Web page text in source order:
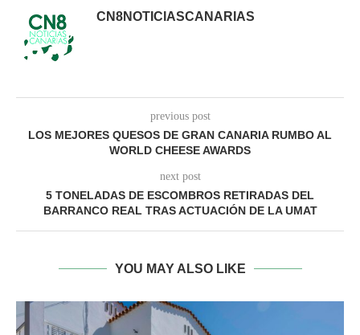
CN8NOTICIASCANARIAS
previous post
LOS MEJORES QUESOS DE GRAN CANARIA RUMBO AL
WORLD CHEESE AWARDS
next post
5 TONELADAS DE ESCOMBROS RETIRADAS DEL
BARRANCO REAL TRAS ACTUACIÓN DE LA UMAT
YOU MAY ALSO LIKE